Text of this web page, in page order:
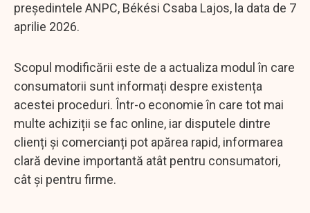
președintele ANPC, Békési Csaba Lajos, la data de 7
aprilie 2026.
Scopul modificării este de a actualiza modul în care
consumatorii sunt informați despre existența
acestei proceduri. Într-o economie în care tot mai
multe achiziții se fac online, iar disputele dintre
clienți și comercianți pot apărea rapid, informarea
clară devine importantă atât pentru consumatori,
cât și pentru firme.